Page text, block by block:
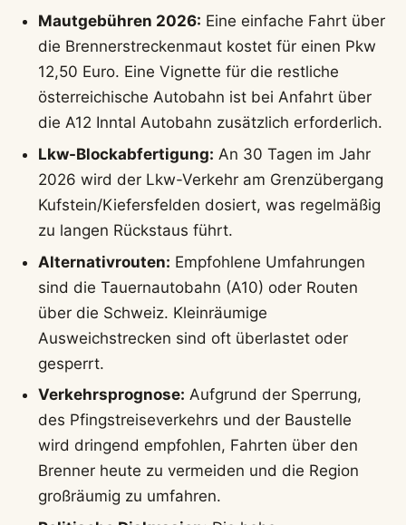
Mautgebühren 2026: Eine einfache Fahrt über
die Brennerstreckenmaut kostet für einen Pkw
12,50 Euro. Eine Vignette für die restliche
österreichische Autobahn ist bei Anfahrt über
die A12 Inntal Autobahn zusätzlich erforderlich.
Lkw-Blockabfertigung: An 30 Tagen im Jahr
2026 wird der Lkw-Verkehr am Grenzübergang
Kufstein/Kiefersfelden dosiert, was regelmäßig
zu langen Rückstaus führt.
Alternativrouten: Empfohlene Umfahrungen
sind die Tauernautobahn (A10) oder Routen
über die Schweiz. Kleinräumige
Ausweichstrecken sind oft überlastet oder
gesperrt.
Verkehrsprognose: Aufgrund der Sperrung,
des Pfingstreiseverkehrs und der Baustelle
wird dringend empfohlen, Fahrten über den
Brenner heute zu vermeiden und die Region
großräumig zu umfahren.